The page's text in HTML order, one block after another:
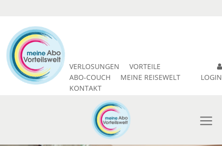
VERLOSUNGEN
VORTEILE
ABO-COUCH
MEINE REISEWELT
KONTAKT
LOGIN